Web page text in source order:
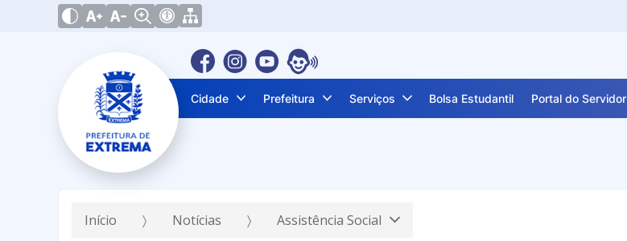
Cidade Prefeitura Serviços Bolsa Estudantil Portal do Servidor
Início Notícias Assistência Social